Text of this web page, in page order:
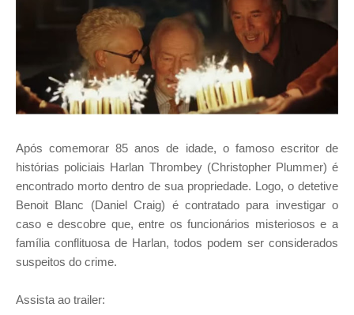
Após comemorar 85 anos de idade, o famoso escritor de
histórias policiais Harlan Thrombey (Christopher Plummer) é
encontrado morto dentro de sua propriedade. Logo, o detetive
Benoit Blanc (Daniel Craig) é contratado para investigar o
caso e descobre que, entre os funcionários misteriosos e a
família conflituosa de Harlan, todos podem ser considerados
suspeitos do crime.
Assista ao trailer: